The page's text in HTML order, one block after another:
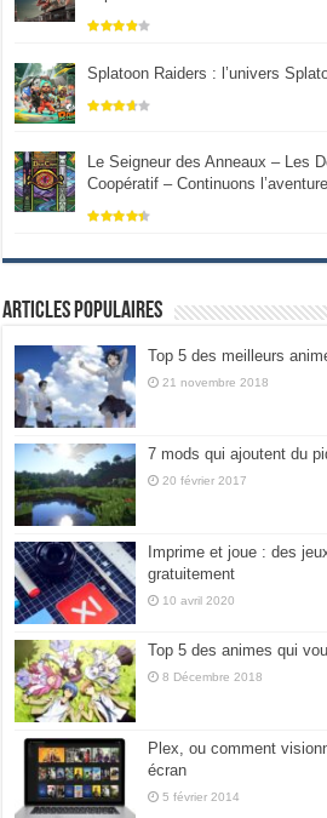
Splatoon Raiders : l’univers
Le Seigneur des Anneaux – Les
Coopératif – Continuons
Articles populaires
Top 5 des meilleurs
21 novembre 2018
7 mods qui ajoutent du
20 février 2017
Imprime et joue : des
gratuitement
10 avril 2020
Top 5 des animes qui
8 Décembre 2018
Plex, ou comment
écran
5 février 2014